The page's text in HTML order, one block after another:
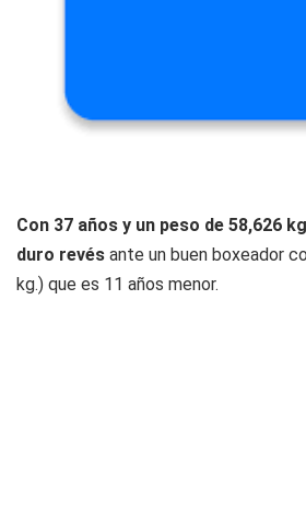
Con 37 años y un peso de 58,626
duro revés ante un buen boxeador
kg.) que es 11 años menor.